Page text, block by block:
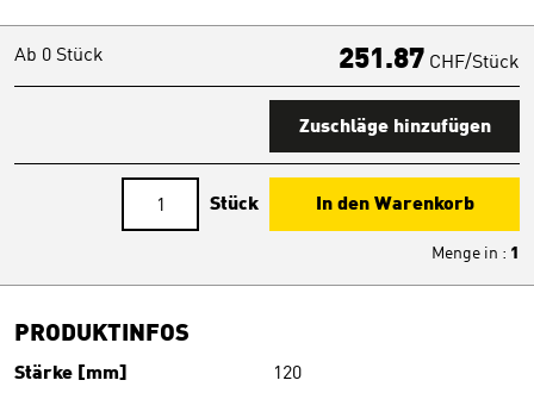
Ab 0 Stück 251.87 CHF/Stück
Zuschläge hinzufügen
Stück In den Warenkorb
Menge in : 1
PRODUKTINFOS
Stärke [mm]
120